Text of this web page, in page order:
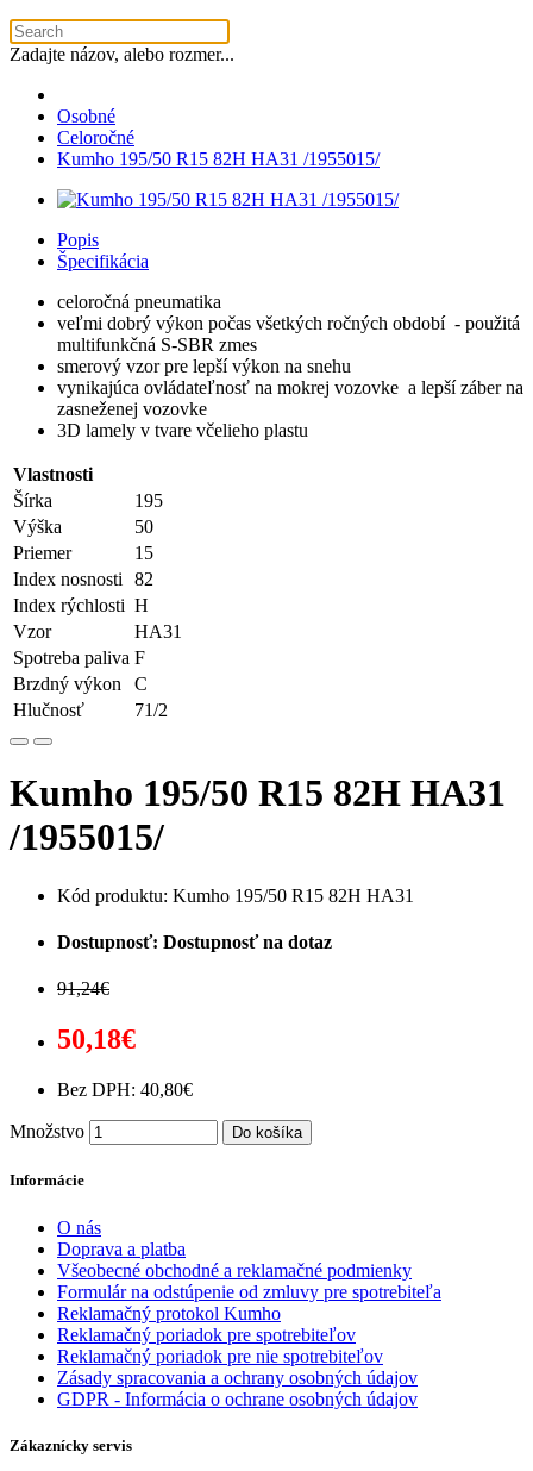
Zadajte názov, alebo rozmer...
Osobné
Celoročné
Kumho 195/50 R15 82H HA31 /1955015/
Popis
Špecifikácia
celoročná pneumatika
veľmi dobrý výkon počas všetkých ročných období - použitá
multifunkčná S-SBR zmes
smerový vzor pre lepší výkon na snehu
vynikajúca ovládateľnosť na mokrej vozovke a lepší záber na
zasneženej vozovke
3D lamely v tvare včelieho plastu
Vlastnosti
Šírka
195
Výška
50
Priemer
15
Index nosnosti
82
Index rýchlosti H
Vzor
HA31
Spotreba paliva F
Brzdný výkon
C
Hlučnosť
71/2
Kumho 195/50 R15 82H HA31
/1955015/
Kód produktu: Kumho 195/50 R15 82H HA31
Dostupnosť: Dostupnosť na dotaz
91,24€
50,18€
Bez DPH: 40,80€
Množstvo Do košíka
Informácie
O nás
Doprava a platba
Všeobecné obchodné a reklamačné podmienky
Formulár na odstúpenie od zmluvy pre spotrebiteľa
Reklamačný protokol Kumho
Reklamačný poriadok pre spotrebiteľov
Reklamačný poriadok pre nie spotrebiteľov
Zásady spracovania a ochrany osobných údajov
GDPR - Informácia o ochrane osobných údajov
Zákaznícky servis